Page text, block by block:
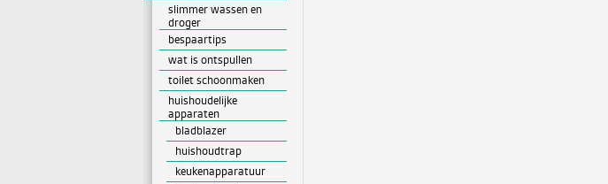
slimmer wassen en
droger
bespaartips
wat is ontspullen
toilet schoonmaken
huishoudelijke
apparaten
bladblazer
huishoudtrap
keukenapparatuur